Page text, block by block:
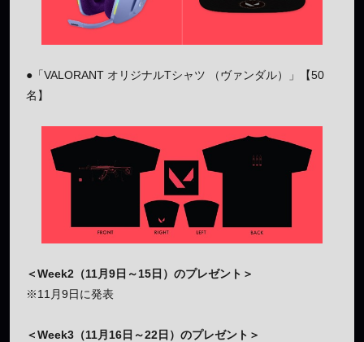
●「VALORANT オリジナルTシャツ （ヴァンダル）」【50
名】
＜Week2（11月9日～15日）のプレゼント＞
※11月9日に発表
＜Week3（11月16日～22日）のプレゼント＞